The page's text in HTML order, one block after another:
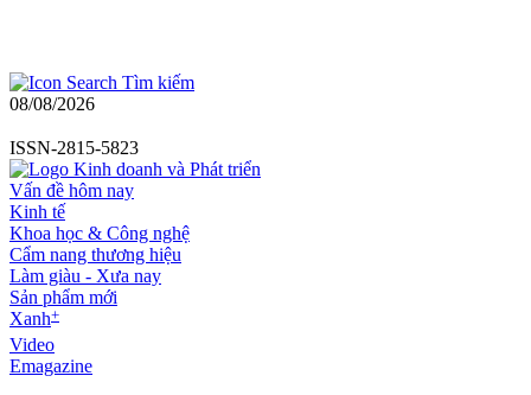
Tìm kiếm
08/08/2026
ISSN-2815-5823
Vấn đề hôm nay
Kinh tế
Khoa học & Công nghệ
Cẩm nang thương hiệu
Làm giàu - Xưa nay
Sản phẩm mới
Xanh+
Video
Emagazine